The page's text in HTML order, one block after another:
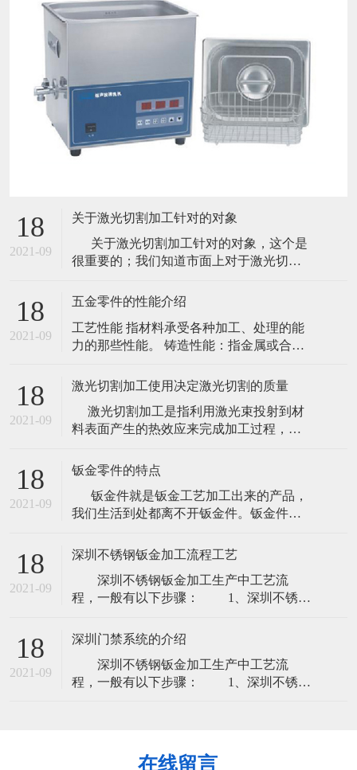
18
2021-09
关于激光切割加工针对的对象
关于激光切割加工针对的对象，这个是
很重要的；我们知道市面上对于激光切割
使用激光切割的那可是数不胜数的。虽然
怎奈激光效率太高，所以还是被替代了。
就拿简单的一些材质来说吧！如石头、塑
18
2021-09
五金零件的性能介绍
工艺性能 指材料承受各种加工、处理的能
力的那些性能。 铸造性能：指金属或合金
流性能、充满铸模能力；收缩性、铸件凝
固时体积收缩的能力；偏析指化学成分不
均性。 焊接性能：指金属材料通过加热或
加热和加压焊接方法，把两个或两个以上
目的的
18
2021-09
激光切割加工使用决定激光切割的质量
激光切割加工是指利用激光束投射到材
料表面产生的热效应来完成加工过程，包
如今的汽车消费夸大个性化，原来的模具
化出产因为自身的局限--制作模具的周期很
长，已难以适应越来越快的车型更替。激
光切割成型出产塑胶产品：节约塑胶模具
18
2021-09
钣金零件的特点
钣金件就是钣金工艺加工出来的产品，
我们生活到处都离不开钣金件。钣金件是
工、金属粘结、金属拉拔、等离子切割、
精密焊接、辊轧成型、金属板材弯曲成
型、模锻、水喷射切割来制作的。 国外
某专业期
18
2021-09
深圳不锈钢钣金加工流程工艺
深圳不锈钢钣金加工生产中工艺流
程，一般有以下步骤： 1、深圳不锈钢
工初始，也是必经的工艺，下料分为激光
下料、数冲下料。 2、刨坑：刨坑工艺
并不是所有产品都需要刨坑，一般客户指
定要求刨坑，才用的上刨坑 3、折弯：
18
2021-09
深圳门禁系统的介绍
深圳不锈钢钣金加工生产中工艺流
程，一般有以下步骤： 1、深圳不锈钢
并不是所有产品都需要刨坑，一般客户指
在线留言